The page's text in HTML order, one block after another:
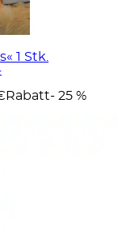
1 Stk.
Rabatt- 25 %